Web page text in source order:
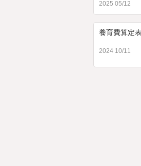
2025 05/12
養育費算定表
2024 10/11